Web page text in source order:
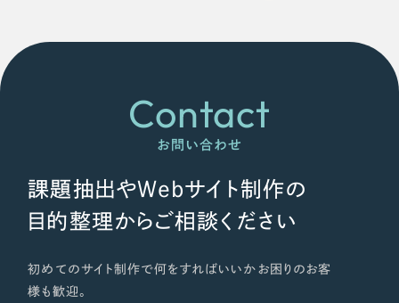
Contact
お問い合わせ
課題抽出やWebサイト制作の
目的整理からご相談ください
初めてのサイト制作で何をすればいいかお困りのお客
様も歓迎。